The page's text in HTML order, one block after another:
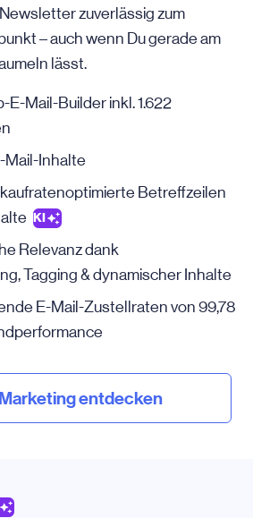
zuverlässig zum
– auch wenn Du gerade am
lässt.
E-Mail-Builder inkl. 1.622
Mail-Inhalte
Betreffzeilen
KI
Relevanz dank
Tagging & dynamischer Inhalte
E-Mail-Zustellraten von 99,78
entdecken